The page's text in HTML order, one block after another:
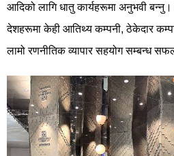
आदिको लागि धातु कार्यहरूमा अनुभवी बन्नु।
देशहरूमा केही आतिथ्य कम्पनी, ठेकेदार
लामो रणनीतिक व्यापार सहयोग सम्बन्ध